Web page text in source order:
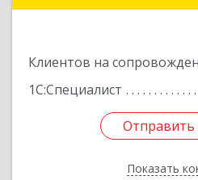
Клиентов на
1С:Специалист
Отправить
Показать
Отправить
Назад